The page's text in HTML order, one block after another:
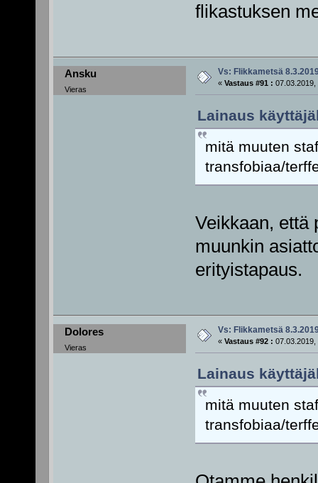
flikastuksen
Ansku
Vieras
Vs: Flikkametsä
« Vastaus #91 : 07.03.2019,
Lainaus
mitä muuten
transfobiaa/
Veikkaan, että
muunkin
erityistapaus.
Dolores
Vieras
Vs: Flikkametsä
« Vastaus #92 : 07.03.2019,
Lainaus
mitä muuten
transfobiaa/